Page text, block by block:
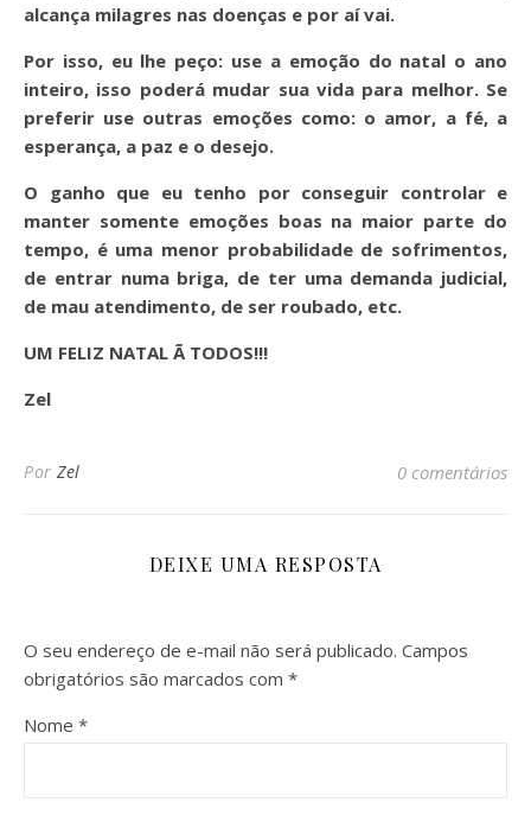
alcança milagres nas doenças e por aí vai.
Por isso, eu lhe peço: use a emoção do natal o ano
inteiro, isso poderá mudar sua vida para melhor. Se
preferir use outras emoções como: o amor, a fé, a
esperança, a paz e o desejo.
O ganho que eu tenho por conseguir controlar e
manter somente emoções boas na maior parte do
tempo, é uma menor probabilidade de sofrimentos,
de entrar numa briga, de ter uma demanda judicial,
de mau atendimento, de ser roubado, etc.
UM FELIZ NATAL Ã TODOS!!!
Zel
Por Zel 0 comentários
DEIXE UMA RESPOSTA
O seu endereço de e-mail não será publicado. Campos
obrigatórios são marcados com *
Nome *